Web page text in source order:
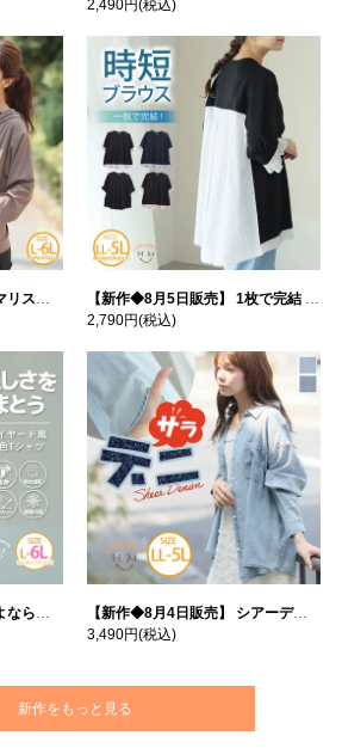
2,490円(税込)
らハッピーマリリン
【新作◆8月5日販売】 1枚で完結 袖口＆バック フハク使い トップス | 大きいサイズの通販ならハッピーマリリン
2,790円(税込)
の通販ならハッピーマリリン
【新作◆8月4日販売】 シアーデニムで お洒落に肌隠し | 大きいサイズの通販ならハッピーマリリン
3,490円(税込)
新作をもっと見る